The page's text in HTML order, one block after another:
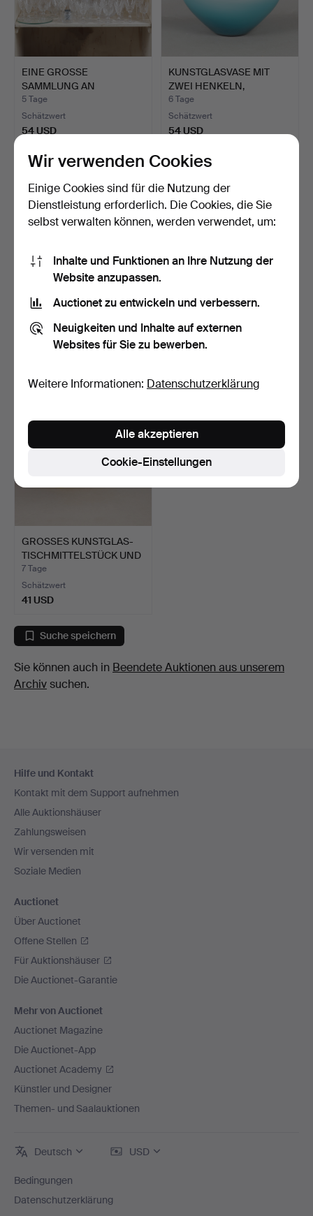
EINE GROSSE
SAMMLUNG AN
GESCHLIFFENEM GLAS…
5 Tage
Schätzwert
54 USD
KUNSTGLASVASE MIT
ZWEI HENKELN,
WAHRSCHEIN…
6 Tage
Schätzwert
54 USD
DREI KUNSTGLASVASEN
(3).
5 Tage
Schätzwert
SAMMLUNG VON
KUNSTGLASVASEN UND
SCHALEN (7…
5 Tage
Schätzwert
GROSSES KUNSTGLAS-
TISCHMITTELSTÜCK UND
VAS…
7 Tage
Schätzwert
41 USD
Suche speichern
Sie können auch in Beendete Auktionen aus unserem
Archivsuchen.
Navigation
Hilfe und Kontakt
Kontakt mit dem Support aufnehmen
Alle Auktionshäuser
Zahlungsweisen
Wir versenden mit
Soziale Medien
Auctionet
Über Auctionet
Offene Stellen
Für Auktionshäuser
Die Auctionet-Garantie
Mehr von Auctionet
Auctionet Magazine
Die Auctionet-App
Auctionet Academy
Künstler und Designer
Themen- und Saalauktionen
Deutsch USD
Bedingungen
Datenschutzerklärung
Wir verwenden Cookies
Einige Cookies sind für die Nutzung der
Dienstleistung erforderlich. Die Cookies, die Sie
selbst verwalten können, werden verwendet, um:
Inhalte und Funktionen an Ihre Nutzung der
Website anzupassen.
Auctionet zu entwickeln und verbessern.
Neuigkeiten und Inhalte auf externen
Websites für Sie zu bewerben.
Weitere Informationen: Datenschutzerklärung
Cookie-Einstellungen
Alle akzeptieren